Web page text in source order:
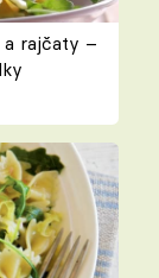
a rajčaty –